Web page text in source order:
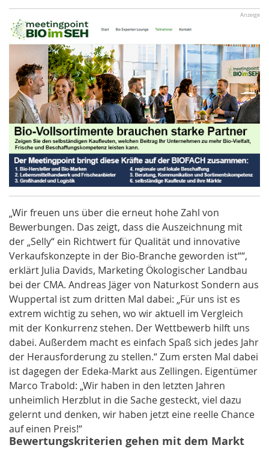
Anzeige
„Wir freuen uns über die erneut hohe Zahl von
Bewerbungen. Das zeigt, dass die Auszeichnung mit
der „Selly“ ein Richtwert für Qualität und innovative
Verkaufskonzepte in der Bio-Branche geworden ist““,
erklärt Julia Davids, Marketing Ökologischer Landbau
bei der CMA. Andreas Jäger von Naturkost Sondern aus
Wuppertal ist zum dritten Mal dabei: „Für uns ist es
extrem wichtig zu sehen, wo wir aktuell im Vergleich
mit der Konkurrenz stehen. Der Wettbewerb hilft uns
dabei. Außerdem macht es einfach Spaß sich jedes Jahr
der Herausforderung zu stellen.“ Zum ersten Mal dabei
ist dagegen der Edeka-Markt aus Zellingen. Eigentümer
Marco Trabold: „Wir haben in den letzten Jahren
unheimlich Herzblut in die Sache gesteckt, viel dazu
gelernt und denken, wir haben jetzt eine reelle Chance
auf einen Preis!“
Bewertungskriterien gehen mit dem Markt